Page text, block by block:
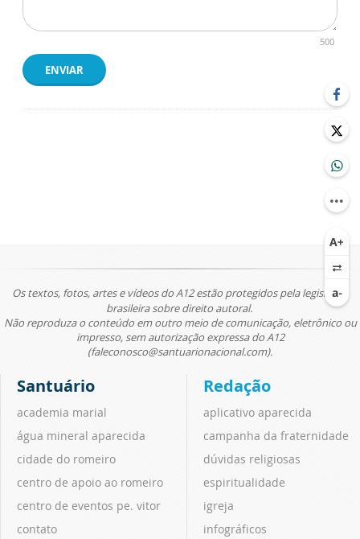
500
ENVIAR
Os textos, fotos, artes e vídeos do A12 estão protegidos pela legislação
brasileira sobre direito autoral.
Não reproduza o conteúdo em outro meio de comunicação, eletrônico ou
impresso, sem autorização expressa do A12
(faleconosco@santuarionacional.com).
Santuário
academia marial
água mineral aparecida
cidade do romeiro
centro de apoio ao romeiro
centro de eventos pe. vitor
contato
Redação
aplicativo aparecida
campanha da fraternidade
dúvidas religiosas
espiritualidade
igreja
infográficos